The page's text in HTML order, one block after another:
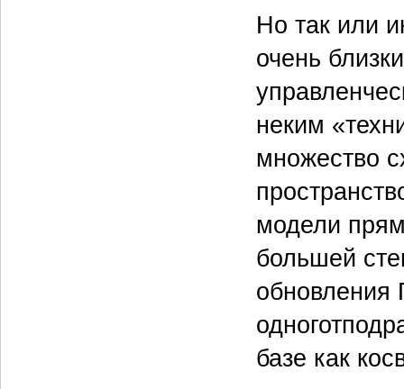
Но так или
очень
неким
множество
модели
большей
обновления
базе как